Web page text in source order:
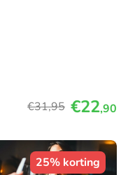
€31,95 €22,90
25% korting